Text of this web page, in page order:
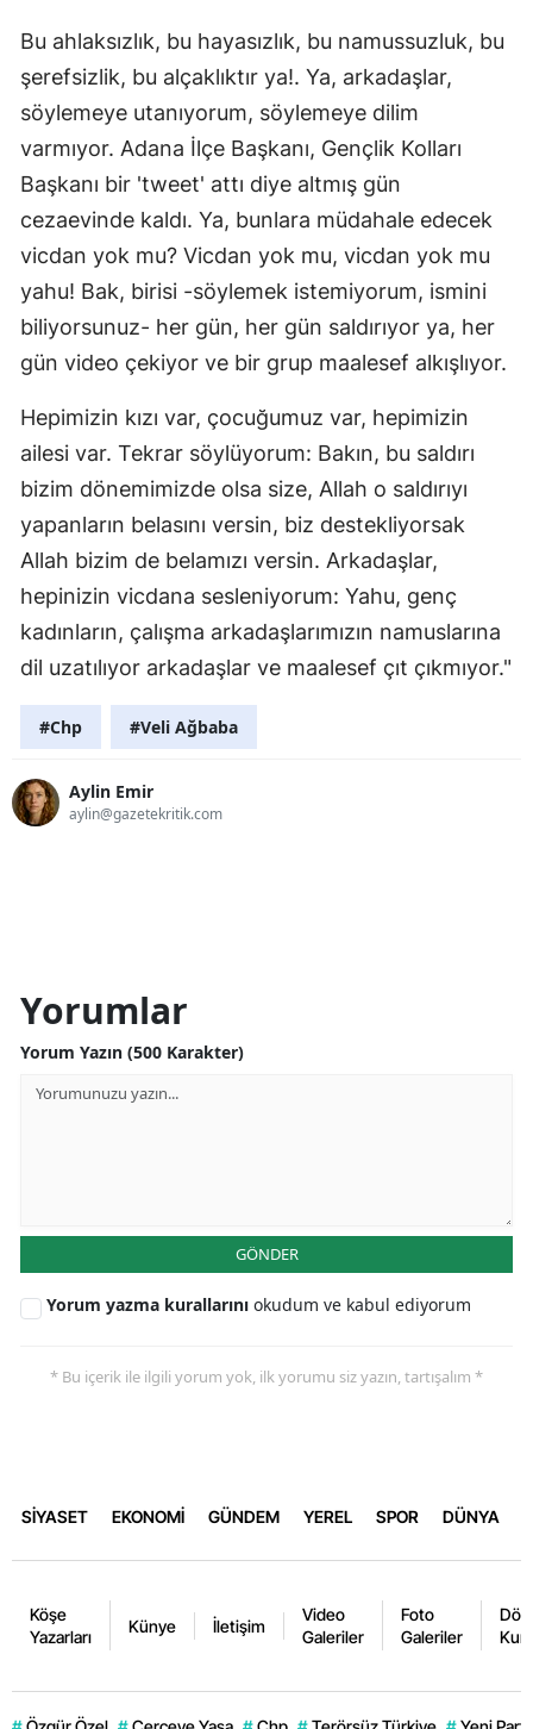
Bu ahlaksızlık, bu hayasızlık, bu namussuzluk, bu
şerefsizlik, bu alçaklıktır ya!. Ya, arkadaşlar,
söylemeye utanıyorum, söylemeye dilim
varmıyor. Adana İlçe Başkanı, Gençlik Kolları
Başkanı bir 'tweet' attı diye altmış gün
cezaevinde kaldı. Ya, bunlara müdahale edecek
vicdan yok mu? Vicdan yok mu, vicdan yok mu
yahu! Bak, birisi -söylemek istemiyorum, ismini
biliyorsunuz- her gün, her gün saldırıyor ya, her
gün video çekiyor ve bir grup maalesef alkışlıyor.
Hepimizin kızı var, çocuğumuz var, hepimizin
ailesi var. Tekrar söylüyorum: Bakın, bu saldırı
bizim dönemimizde olsa size, Allah o saldırıyı
yapanların belasını versin, biz destekliyorsak
Allah bizim de belamızı versin. Arkadaşlar,
hepinizin vicdana sesleniyorum: Yahu, genç
kadınların, çalışma arkadaşlarımızın namuslarına
dil uzatılıyor arkadaşlar ve maalesef çıt çıkmıyor."
#Chp #Veli Ağbaba
Aylin Emir
aylin@gazetekritik.com
Yorumlar
Yorum Yazın (500 Karakter)
GÖNDER
Yorum yazma kurallarını okudum ve kabul ediyorum
* Bu içerik ile ilgili yorum yok, ilk yorumu siz yazın, tartışalım *
SİYASET EKONOMİ GÜNDEM YEREL SPOR DÜNYA
Köşe
Yazarları
Künye İletişim
Video
Galeriler
Foto
Galeriler